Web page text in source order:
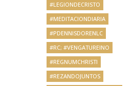
#LEGIONDECRISTO
#MEDITACIONDIARIA
#PDENNISDORENLC
#RC; #VENGATUREINO
#REGNUMCHRISTI
#REZANDOJUNTOS